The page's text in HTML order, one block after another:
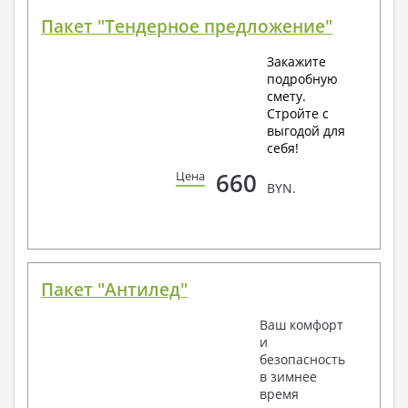
Пакет "Тендерное предложение"
Закажите
подробную
смету.
Стройте с
выгодой для
себя!
Цена 660 BYN.
Пакет "Антилед"
Ваш комфорт
и
безопасность
в зимнее
время